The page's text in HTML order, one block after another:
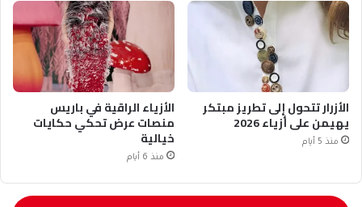
الأزرار تتحول إلى تطريز مبتكر
يهيمن على أزياء 2026
منذ 5 أيام
الأزياء الراقية في باريس
منصات عرض تحكي حكايات
خيالية
منذ 6 أيام